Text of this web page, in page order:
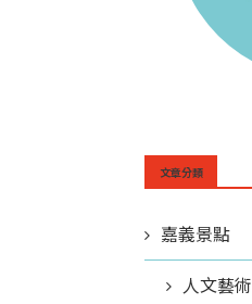
文章分類
嘉義景點
人文藝術